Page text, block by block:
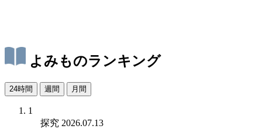
よみものランキング
24時間 週間 月間
1
探究 2026.07.13